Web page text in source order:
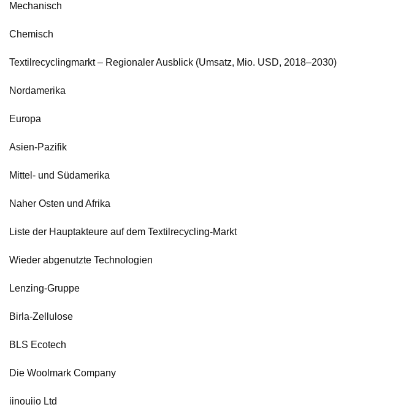
Mechanisch
Chemisch
Textilrecyclingmarkt – Regionaler Ausblick (Umsatz, Mio. USD, 2018–2030)
Nordamerika
Europa
Asien-Pazifik
Mittel- und Südamerika
Naher Osten und Afrika
Liste der Hauptakteure auf dem Textilrecycling-Markt
Wieder abgenutzte Technologien
Lenzing-Gruppe
Birla-Zellulose
BLS Ecotech
Die Woolmark Company
iinouiio Ltd